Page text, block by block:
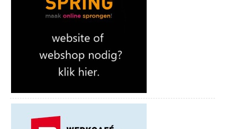
altijd bij de winkel zelf na.
iedere di. WARENMARKT GOUDA-
BLOEMENDAAL
Lekkenburg, 8u30-13u00.
iedere wo. WARENMARKT GOUDA-
GOVERWELLE
iedere do. WARENMARKT GOUDA-
zaterdag van de maand plaats en beginnen om 13.00, 14.00 en
15.00 uur. Kaarten zijn te koop bij het TIP/VVV.
deskundige gids en bewonder vóór of ná de torenbeklimming
ook het interieur van de Petruskerk. In de maanden juli en
augustus is beklimming en bezichtiging van de kerk elke
zaterdag mogelijk!
veranderingen aan het uurwerk en carillon ter sprake, zoals de
panorama van Woerden is ook zeker de moeite waard. Op 4